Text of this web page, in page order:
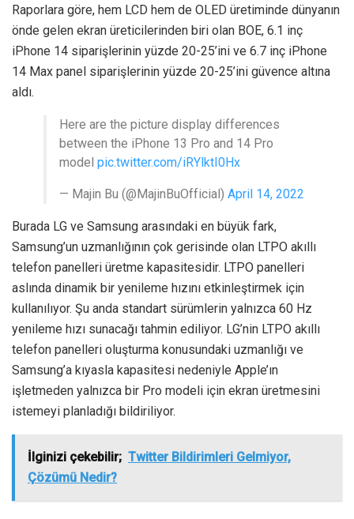
Raporlara göre, hem LCD hem de OLED üretiminde dünyanın
önde gelen ekran üreticilerinden biri olan BOE, 6.1 inç
iPhone 14 siparişlerinin yüzde 20-25’ini ve 6.7 inç iPhone
14 Max panel siparişlerinin yüzde 20-25’ini güvence altına
aldı.
Here are the picture display differences
between the iPhone 13 Pro and 14 Pro
model pic.twitter.com/iRYlktI0Hx
— Majin Bu (@MajinBuOfficial) April 14, 2022
Burada LG ve Samsung arasındaki en büyük fark,
Samsung’un uzmanlığının çok gerisinde olan LTPO akıllı
telefon panelleri üretme kapasitesidir. LTPO panelleri
aslında dinamik bir yenileme hızını etkinleştirmek için
kullanılıyor. Şu anda standart sürümlerin yalnızca 60 Hz
yenileme hızı sunacağı tahmin ediliyor. LG’nin LTPO akıllı
telefon panelleri oluşturma konusundaki uzmanlığı ve
Samsung’a kıyasla kapasitesi nedeniyle Apple’ın
işletmeden yalnızca bir Pro modeli için ekran üretmesini
istemeyi planladığı bildiriliyor.
İlginizi çekebilir; Twitter Bildirimleri Gelmiyor,
Çözümü Nedir?